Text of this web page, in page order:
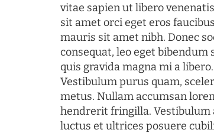
vitae sapien ut libero
sit amet orci eget eros
mauris sit amet nibh. Donec
consequat, leo eget bibendum
quis gravida magna mi a
Vestibulum purus quam,
metus. Nullam accumsan
hendrerit fringilla.
luctus et ultrices posuere